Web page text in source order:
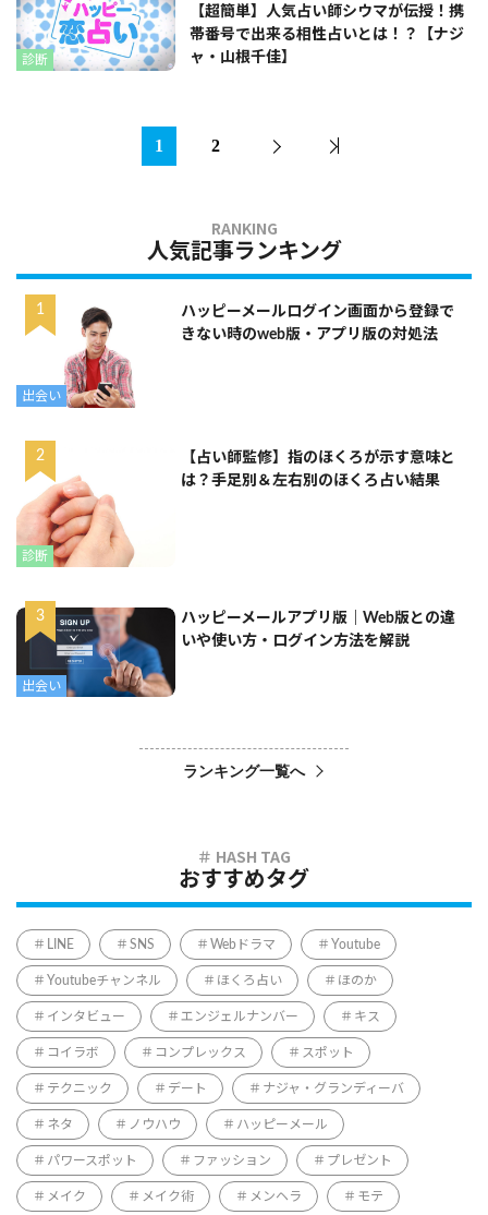
診断
【超簡単】人気占い師シウマが伝授！携
帯番号で出来る相性占いとは！？【ナジ
ャ・山根千佳】
1 2
人気記事ランキング
出会い
ハッピーメールログイン画面から登録で
きない時のweb版・アプリ版の対処法
診断
【占い師監修】指のほくろが示す意味と
は？手足別＆左右別のほくろ占い結果
出会い
ハッピーメールアプリ版｜Web版との違
いや使い方・ログイン方法を解説
ランキング一覧へ
おすすめタグ
LINE SNS Webドラマ Youtube
Youtubeチャンネル ほくろ占い ほのか
インタビュー エンジェルナンバー キス
コイラボ コンプレックス スポット
テクニック デート ナジャ・グランディーバ
ネタ ノウハウ ハッピーメール
パワースポット ファッション プレゼント
メイク メイク術 メンヘラ モテ